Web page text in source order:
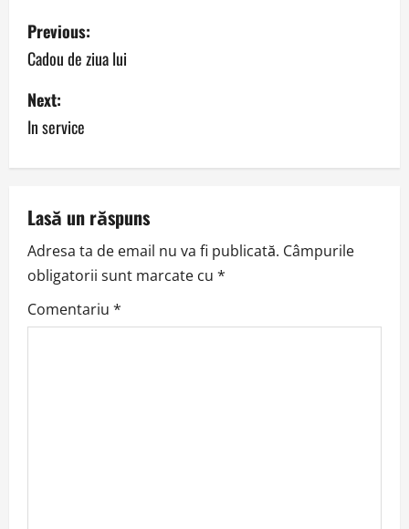
P
o
s
t
n
a
v
i
g
Previous:
Cadou de ziua lui
Next:
In service
Lasă un răspuns
Adresa ta de email nu va fi publicată. Câmpurile
obligatorii sunt marcate cu *
Comentariu *